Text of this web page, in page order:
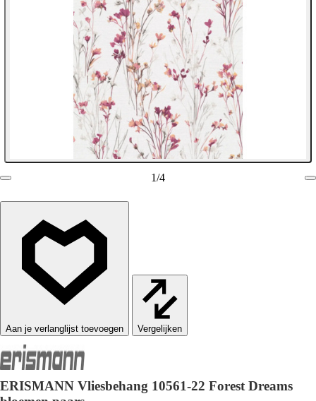
1/4
Vergelijken
ERISMANN Vliesbehang 10561-22 Forest Dreams